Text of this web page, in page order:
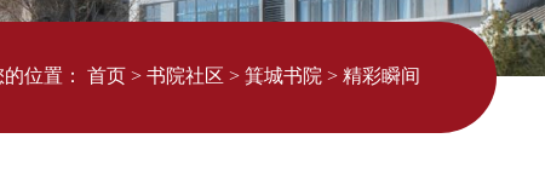
位置： 首页 > 书院社区 > 箕城书院 > 精彩瞬间